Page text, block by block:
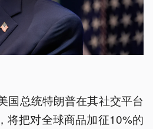
国总统特朗普在其社交平台
将把对全球商品加征10%的